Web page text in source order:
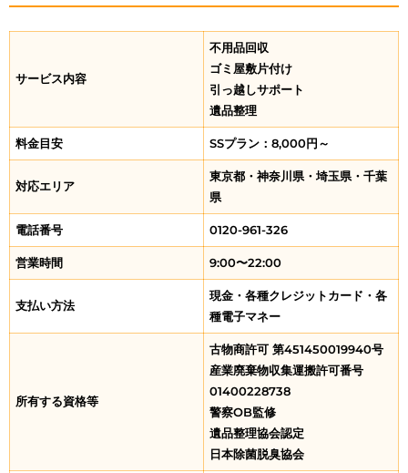
サービス内容
不用品回収
ゴミ屋敷片付け
引っ越しサポート
遺品整理
料金目安 SSプラン：8,000円～
対応エリア
東京都・神奈川県・埼玉県・千葉
県
電話番号 0120-961-326
営業時間 9:00〜22:00
支払い方法
現金・各種クレジットカード・各
種電子マネー
所有する資格等
古物商許可 第451450019940号
産業廃棄物収集運搬許可番号
01400228738
警察OB監修
遺品整理協会認定
日本除菌脱臭協会